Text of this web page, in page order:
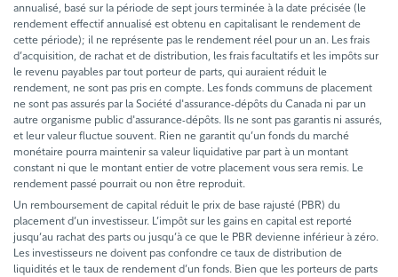
annualisé, basé sur la période de sept jours terminée à la date précisée (le
rendement effectif annualisé est obtenu en capitalisant le rendement de
cette période); il ne représente pas le rendement réel pour un an. Les frais
d’acquisition, de rachat et de distribution, les frais facultatifs et les impôts sur
le revenu payables par tout porteur de parts, qui auraient réduit le
rendement, ne sont pas pris en compte. Les fonds communs de placement
ne sont pas assurés par la Société d'assurance-dépôts du Canada ni par un
autre organisme public d'assurance-dépôts. Ils ne sont pas garantis ni assurés,
et leur valeur fluctue souvent. Rien ne garantit qu’un fonds du marché
monétaire pourra maintenir sa valeur liquidative par part à un montant
constant ni que le montant entier de votre placement vous sera remis. Le
rendement passé pourrait ou non être reproduit.
Un remboursement de capital réduit le prix de base rajusté (PBR) du
placement d’un investisseur. L’impôt sur les gains en capital est reporté
jusqu’au rachat des parts ou jusqu’à ce que le PBR devienne inférieur à zéro.
Les investisseurs ne doivent pas confondre ce taux de distribution de
liquidités et le taux de rendement d’un fonds. Bien que les porteurs de parts